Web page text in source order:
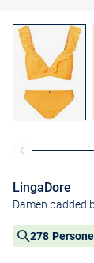
LingaDore
Damen padded
278